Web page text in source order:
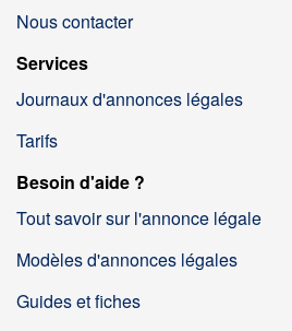
Nous contacter
Services
Journaux d'annonces légales
Tarifs
Besoin d'aide ?
Tout savoir sur l'annonce légale
Modèles d'annonces légales
Guides et fiches